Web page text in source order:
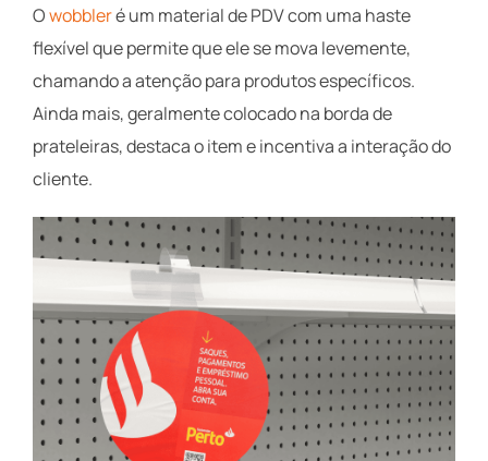
Owobbleré um material de PDV com uma haste
flexível que permite que ele se mova levemente,
chamando a atenção para produtos específicos.
Ainda mais, geralmente colocado na borda de
prateleiras, destaca o item e incentiva a interação do
cliente.